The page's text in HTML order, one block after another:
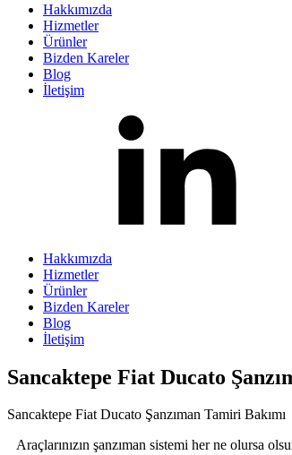
Hakkımızda
Hizmetler
Ürünler
Bizden Kareler
Blog
İletişim
Hakkımızda
Hizmetler
Ürünler
Bizden Kareler
Blog
İletişim
Sancaktepe Fiat Ducato
Sancaktepe Fiat Ducato Şanzıman Tamiri Bakımı
Araçlarınızın şanzıman sistemi her ne olursa